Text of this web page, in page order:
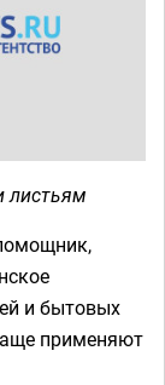
листьям
и бытовых
применяют